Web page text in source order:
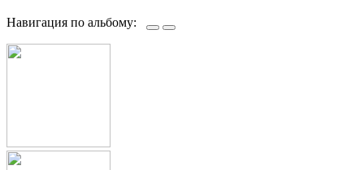
Навигация по альбому: